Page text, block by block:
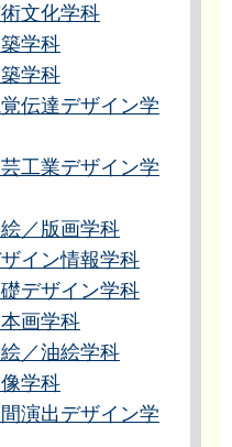
文化学科
学科
学科
伝達デザイン学
工業デザイン学
／版画学科
イン情報学科
デザイン学科
画学科
／油絵学科
学科
演出デザイン学